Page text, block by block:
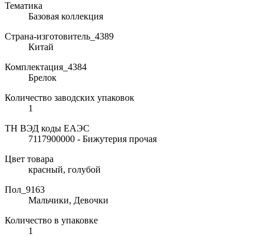
Тематика
Базовая коллекция
Страна-изготовитель_4389
Китай
Комплектация_4384
Брелок
Количество заводских упаковок
1
ТН ВЭД коды ЕАЭС
7117900000 - Бижутерия прочая
Цвет товара
красный, голубой
Пол_9163
Мальчики, Девочки
Количество в упаковке
1